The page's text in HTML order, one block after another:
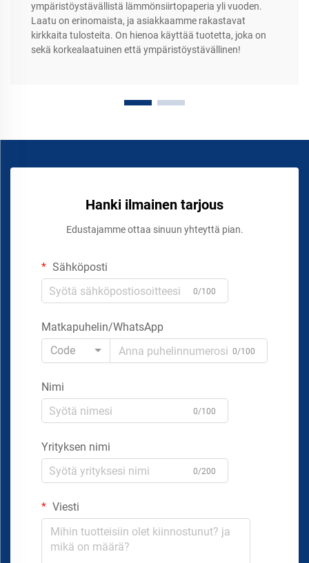
ympäristöystävällistä lämmönsiirtopaperia yli vuoden.
Laatu on erinomaista, ja asiakkaamme rakastavat
kirkkaita tulosteita. On hienoa käyttää tuotetta, joka on
sekä korkealaatuinen että ympäristöystävällinen!
Hanki ilmainen tarjous
Edustajamme ottaa sinuun yhteyttä pian.
Sähköposti
0/100
Matkapuhelin/WhatsApp
Code
0/100
Nimi
0/100
Yrityksen nimi
0/200
Viesti